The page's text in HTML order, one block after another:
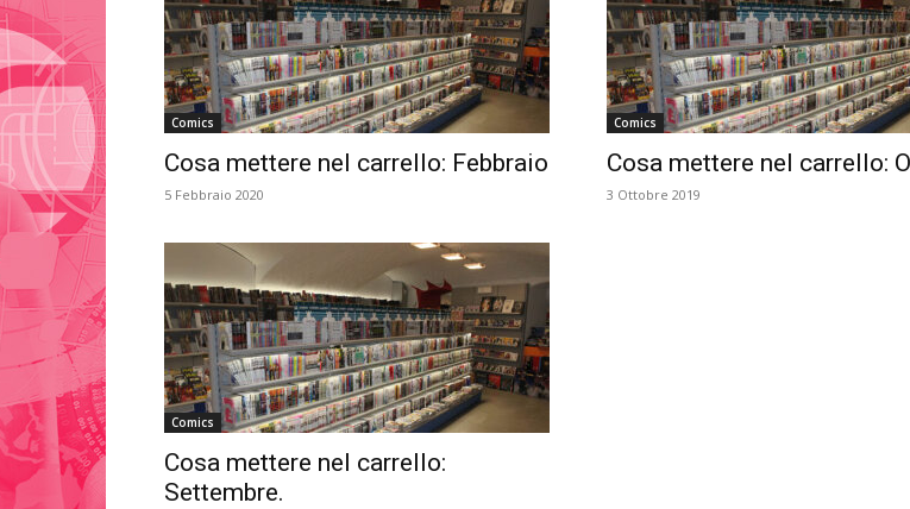
Comics
Cosa mettere nel carrello: Febbraio
5 Febbraio 2020
Comics
Cosa mettere nel carrello:
3 Ottobre 2019
Comics
Cosa mettere nel carrello:
Settembre.